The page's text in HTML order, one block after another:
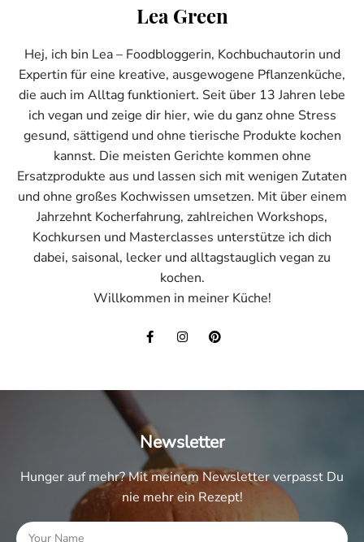
Lea Green
Hej, ich bin Lea – Foodbloggerin, Kochbuchautorin und
Expertin für eine kreative, ausgewogene Pflanzenküche,
die auch im Alltag funktioniert. Seit über 13 Jahren lebe
ich vegan und zeige dir hier, wie du ganz ohne Stress
gesund, sättigend und ohne tierische Produkte kochen
kannst. Die meisten Gerichte kommen ohne
Ersatzprodukte aus und lassen sich mit wenigen Zutaten
und ohne großes Kochwissen umsetzen. Mit über einem
Jahrzehnt Kocherfahrung, zahlreichen Workshops,
Kochkursen und Masterclasses unterstütze ich dich
dabei, saisonal, lecker und alltagstauglich vegan zu
kochen.
Willkommen in meiner Küche!
Newsletter
Hunger auf mehr? Mit meinem Newsletter verpasst Du
nie mehr ein Rezept!